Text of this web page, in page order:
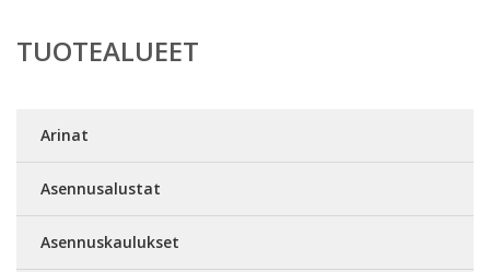
TUOTEALUEET
Arinat
Asennusalustat
Asennuskaulukset